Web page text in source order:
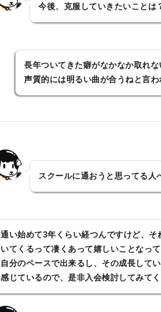
今後、克服していきたいことは
長年ついてきた癖がなかなか取れ
声質的には明るい曲が合うねと言
スクールに通おうと思ってる人
通い始めて3年くらい経つんですけど、
いてくるって凄くあって嬉しいことなって
自分のペースで出来るし、その成長して
感じているので、是非入会検討してみてく